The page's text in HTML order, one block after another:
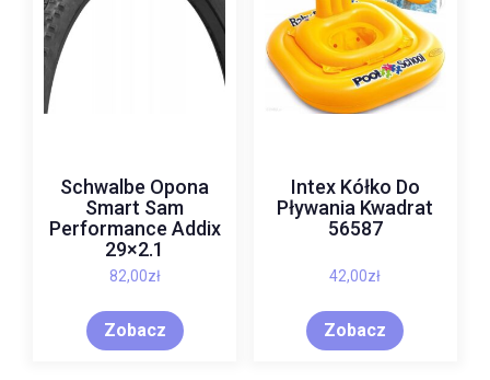
Schwalbe Opona
Smart Sam
Performance Addix
29×2.1
82,00zł
Zobacz
Intex Kółko Do
Pływania Kwadrat
56587
42,00zł
Zobacz